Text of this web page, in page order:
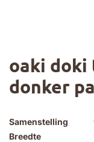
oaki doki
donker
Samenstelling
Breedte
het
begin
van
afbeeldingen-
gallerij